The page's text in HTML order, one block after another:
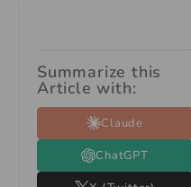
Summarize this
Article with:
Claude
ChatGPT